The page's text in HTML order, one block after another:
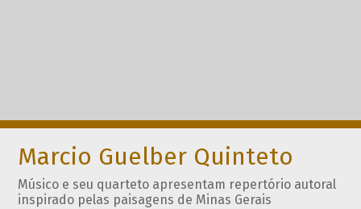
Marcio Guelber Quinteto
Músico e seu quarteto apresentam repertório autoral
inspirado pelas paisagens de Minas Gerais